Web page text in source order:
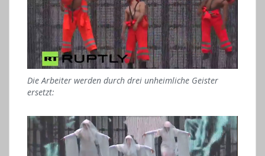
Die Arbeiter werden durch drei unheimliche Geister
ersetzt: